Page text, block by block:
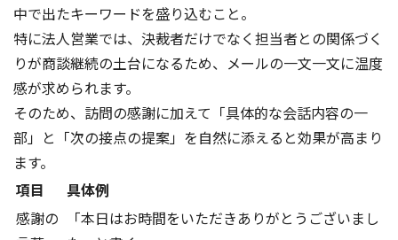
中で出たキーワードを盛り込むこと。
特に法人営業では、決裁者だけでなく担当者との関係づく
りが商談継続の土台になるため、メールの一文一文に温度
感が求められます。
そのため、訪問の感謝に加えて「具体的な会話内容の一
部」と「次の接点の提案」を自然に添えると効果が高まり
ます。
項目
具体例
感謝の
「本日はお時間をいただきありがとうございまし